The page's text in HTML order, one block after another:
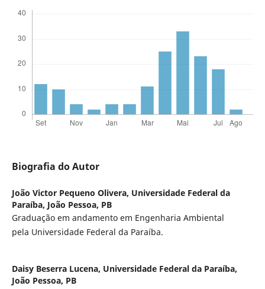
Biografia do Autor
João Victor Pequeno Olivera, Universidade Federal da
Paraíba, João Pessoa, PB
Graduação em andamento em Engenharia Ambiental
pela Universidade Federal da Paraíba.
Daisy Beserra Lucena, Universidade Federal da Paraíba,
João Pessoa, PB